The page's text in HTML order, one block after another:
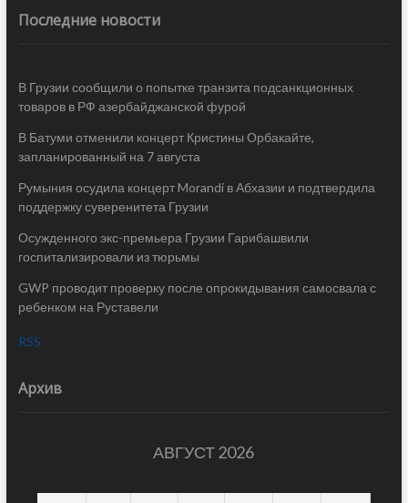
Последние новости
В Грузии сообщили о попытке транзита подсанкционных
товаров в РФ азербайджанской фурой
В Батуми отменили концерт Кристины Орбакайте,
запланированный на 7 августа
Румыния осудила концерт Morandi в Абхазии и подтвердила
поддержку суверенитета Грузии
Осужденного экс-премьера Грузии Гарибашвили
госпитализировали из тюрьмы
GWP проводит проверку после опрокидывания самосвала с
ребенком на Руставели
RSS
Архив
АВГУСТ 2026